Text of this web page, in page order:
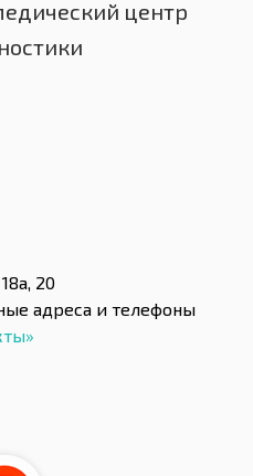
центр
20
адреса и телефоны